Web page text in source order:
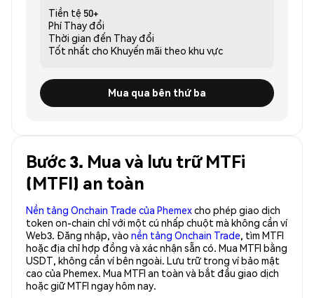
Tiền tệ 50+
Phí Thay đổi
Thời gian đến Thay đổi
Tốt nhất cho Khuyến mãi theo khu vực
Mua qua bên thứ ba
Bước 3. Mua và lưu trữ MTFi
(MTFI) an toàn
Nền tảng Onchain Trade của Phemexcho phép giao dịch
token on-chain chỉ với một cú nhấp chuột mà không cần ví
Web3. Đăng nhập, vào nền tảng Onchain Trade, tìm MTFI
hoặc địa chỉ hợp đồng và xác nhận sẵn có. Mua MTFI bằng
USDT, không cần ví bên ngoài. Lưu trữ trong ví bảo mật
cao của Phemex. Mua MTFI an toàn và bắt đầu giao dịch
hoặc giữ MTFI ngay hôm nay.